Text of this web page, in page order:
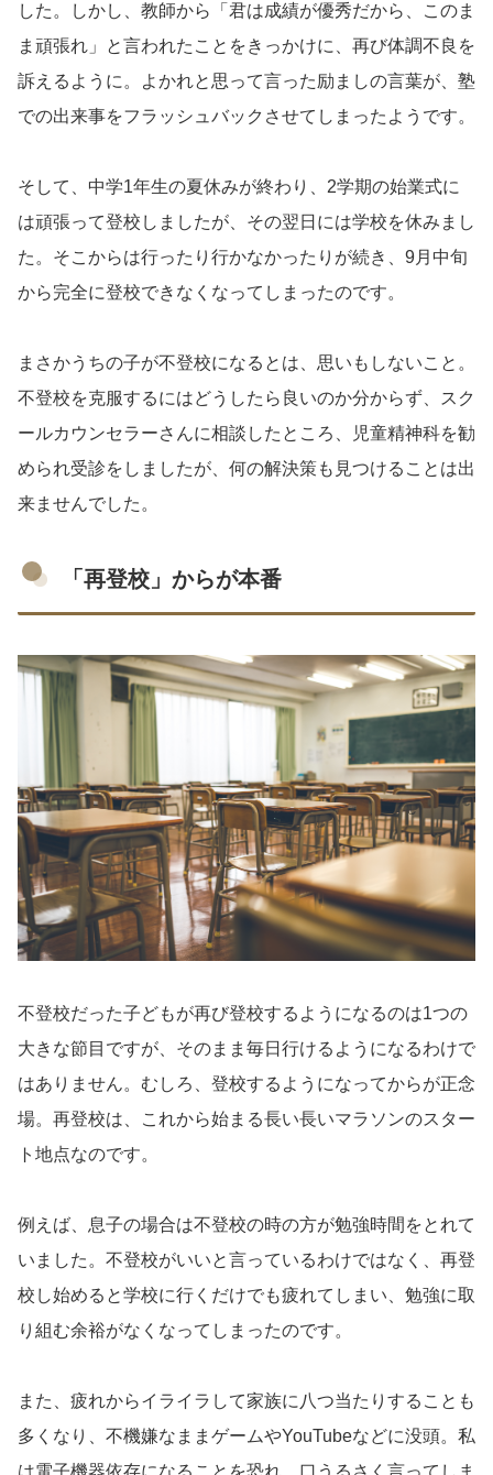
した。しかし、教師から「君は成績が優秀だから、このま
ま頑張れ」と言われたことをきっかけに、再び体調不良を
訴えるように。よかれと思って言った励ましの言葉が、塾
での出来事をフラッシュバックさせてしまったようです。
そして、中学1年生の夏休みが終わり、2学期の始業式に
は頑張って登校しましたが、その翌日には学校を休みまし
た。そこからは行ったり行かなかったりが続き、9月中旬
から完全に登校できなくなってしまったのです。
まさかうちの子が不登校になるとは、思いもしないこと。
不登校を克服するにはどうしたら良いのか分からず、スク
ールカウンセラーさんに相談したところ、児童精神科を勧
められ受診をしましたが、何の解決策も見つけることは出
来ませんでした。
「再登校」からが本番
不登校だった子どもが再び登校するようになるのは1つの
大きな節目ですが、そのまま毎日行けるようになるわけで
はありません。むしろ、登校するようになってからが正念
場。再登校は、これから始まる長い長いマラソンのスター
ト地点なのです。
例えば、息子の場合は不登校の時の方が勉強時間をとれて
いました。不登校がいいと言っているわけではなく、再登
校し始めると学校に行くだけでも疲れてしまい、勉強に取
り組む余裕がなくなってしまったのです。
また、疲れからイライラして家族に八つ当たりすることも
多くなり、不機嫌なままゲームやYouTubeなどに没頭。私
は電子機器依存になることを恐れ、口うるさく言ってしま